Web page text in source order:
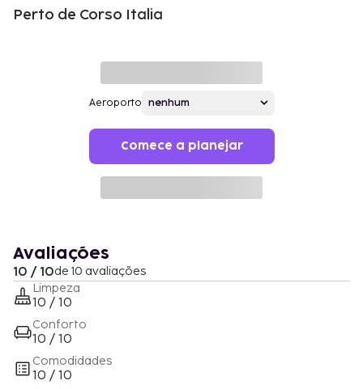
Perto de Corso Italia
Aeroporto
Comece a planejar
Avaliações
10 / 10de 10 avaliações
Limpeza
10 / 10
Conforto
10 / 10
Comodidades
10 / 10